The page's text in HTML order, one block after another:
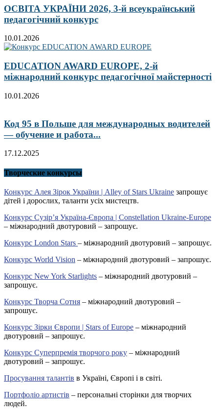
ОСВІТА УКРАЇНИ 2026, 3-й всеукраїнський
педагогічний конкурс
10.01.2026
EDUCATION AWARD EUROPE, 2-й
міжнародний конкурс педагогічної майстерності
10.01.2026
Код 95 в Польше для международных водителей
— обучение и работа...
17.12.2025
Творческие конкурсы
Конкурс Алея Зірок України | Alley of Stars Ukraine запрошує
дітей і дорослих, таланти усіх мистецтв.
Конкурс Сузір’я Україна-Європа | Constellation Ukraine-Europe
– міжнародний двотуровий – запрошує.
Конкурс London Stars – міжнародний двотуровий – запрошує.
Конкурс World Vision – міжнародний двотуровий – запрошує.
Конкурс New York Starlights – міжнародний двотуровий –
запрошує.
Конкурс Творча Сотня – міжнародний двотуровий –
запрошує.
Конкурс Зірки Європи | Stars of Europe – міжнародний
двотуровий – запрошує.
Конкурс Суперпремія творчого року – міжнародний
двотуровий – запрошує.
Просування талантів в Україні, Європі і в світі.
Портфоліо артистів – персональні сторінки для творчих
людей.